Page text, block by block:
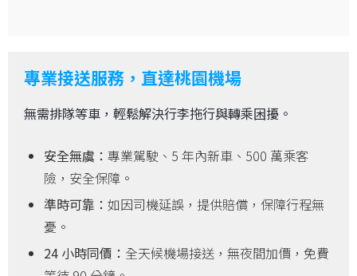
專業接送服務，直達桃園機場
無需排隊等車，輕鬆解決行李拖行與轉乘困擾。
安全無虞： 專業駕駛、5 年內新車、500 萬乘客
險，安全保障。
準時可靠： 如因司機延誤，提供賠償，保障行程無
憂。
24 小時同價： 全天候機場接送，無夜間加價，免費